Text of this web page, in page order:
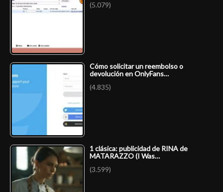
(5.079)
Cómo solicitar un reembolso o
devolución en OnlyFans…
(4.835)
1 clásica: publicidad de RINA de
MATARAZZO (I Was…
(3.599)